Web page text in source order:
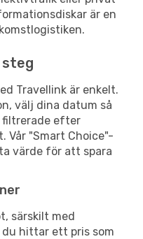
är en
Travellink är enkelt.
välj dina datum så
filtrerade efter
Vår "Smart Choice"-
värde för att spara
särskilt med
hittar ett pris som